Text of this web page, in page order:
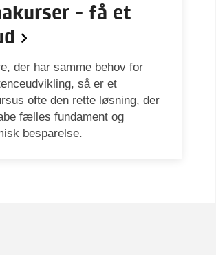
- få et
der har samme behov for
så er et
ofte den rette løsning, der
fælles fundament og
besparelse.